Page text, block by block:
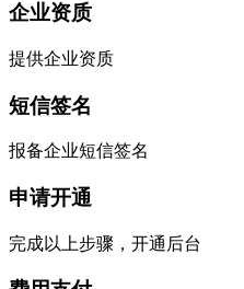
企业资质
提供企业资质
短信签名
报备企业短信签名
申请开通
完成以上步骤，开通后台